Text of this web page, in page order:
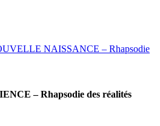
– Rhapsodie des réalités